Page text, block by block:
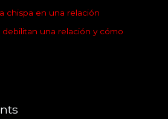
chispa en una relación
una relación y cómo